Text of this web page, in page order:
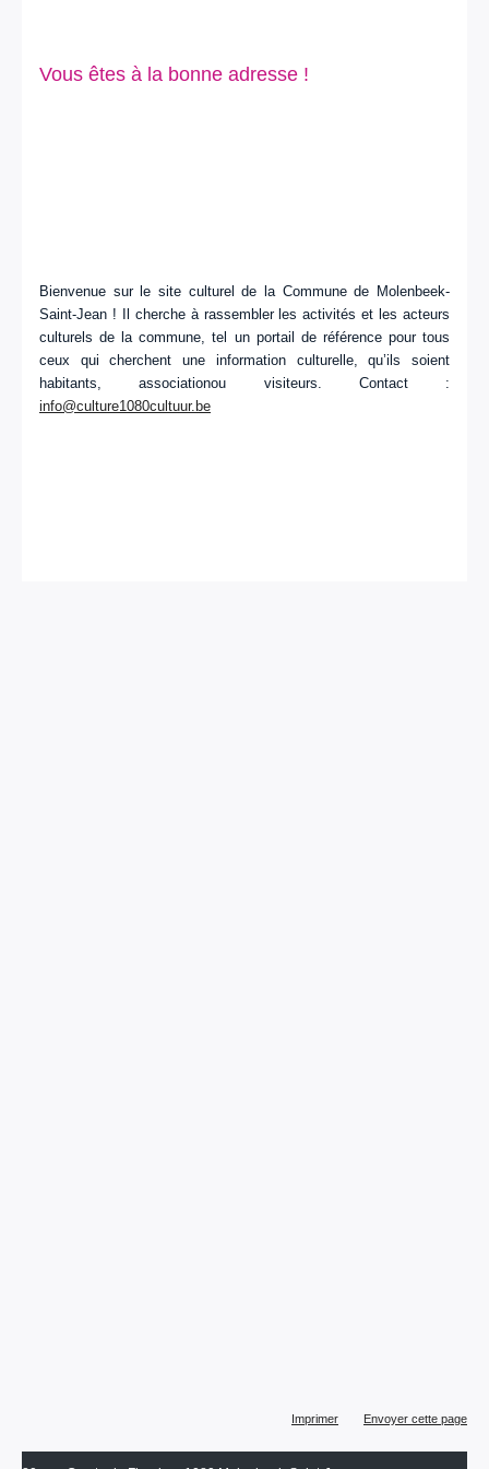
Vous êtes à la bonne adresse !
Bienvenue sur le site culturel de la Commune de Molenbeek-
Saint-Jean ! Il cherche à rassembler les activités et les acteurs
culturels de la commune, tel un portail de référence pour tous
ceux qui cherchent une information culturelle, qu’ils soient
habitants, associationou visiteurs. Contact :
info@culture1080cultuur.be
le
Imprimer Envoyer cette page